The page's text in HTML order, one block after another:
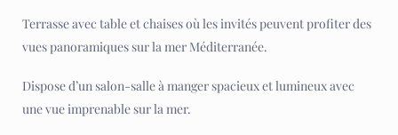
Terrasse avec table et chaises où les invités peuvent profiter des
vues panoramiques sur la mer Méditerranée.
Dispose d’un salon-salle à manger spacieux et lumineux avec
une vue imprenable sur la mer.